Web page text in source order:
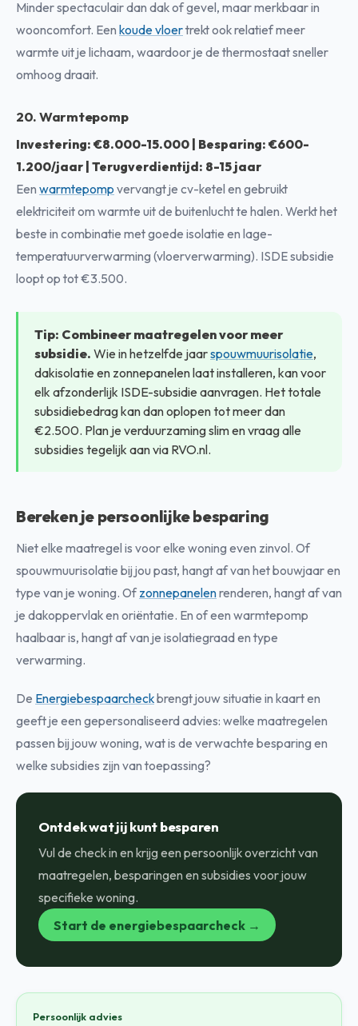
Minder spectaculair dan dak of gevel, maar merkbaar in
wooncomfort. Een koude vloertrekt ook relatief meer
warmte uit je lichaam, waardoor je de thermostaat sneller
omhoog draait.
20. Warmtepomp
Investering: €8.000-15.000 | Besparing: €600-
1.200/jaar | Terugverdientijd: 8-15 jaar
Een warmtepomp vervangt je cv-ketel en gebruikt
elektriciteit om warmte uit de buitenlucht te halen. Werkt het
beste in combinatie met goede isolatie en lage-
temperatuurverwarming (vloerverwarming). ISDE subsidie
loopt op tot €3.500.
Tip: Combineer maatregelen voor meer
subsidie. Wie in hetzelfde jaarspouwmuurisolatie,
dakisolatie en zonnepanelen laat installeren, kan voor
elk afzonderlijk ISDE-subsidie aanvragen. Het totale
subsidiebedrag kan dan oplopen tot meer dan
€2.500. Plan je verduurzaming slim en vraag alle
subsidies tegelijk aan via RVO.nl.
Bereken je persoonlijke besparing
Niet elke maatregel is voor elke woning even zinvol. Of
spouwmuurisolatie bij jou past, hangt af van het bouwjaar en
type van je woning. Ofzonnepanelenrenderen, hangt af van
je dakoppervlak en oriëntatie. En of een warmtepomp
haalbaar is, hangt af van je isolatiegraad en type
verwarming.
De Energiebespaarcheckbrengt jouw situatie in kaart en
geeft je een gepersonaliseerd advies: welke maatregelen
passen bij jouw woning, wat is de verwachte besparing en
welke subsidies zijn van toepassing?
Ontdek wat jij kunt besparen
Vul de check in en krijg een persoonlijk overzicht van
maatregelen, besparingen en subsidies voor jouw
specifieke woning.
Start de energiebespaarcheck →
Persoonlijk advies